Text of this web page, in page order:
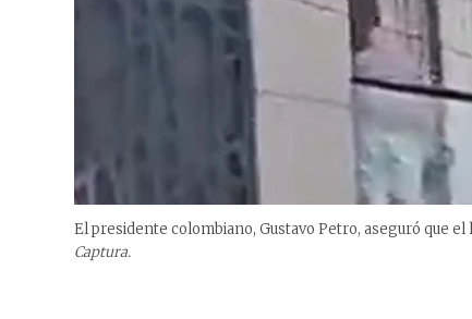
El presidente colombiano, Gustavo Petro, aseguró que
Captura.